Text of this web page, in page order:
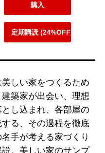
購入
定期購読 (24%OFF)
しい家をつくるため
築家が出会い、理想
し込まれ、各部屋の
る、その過程を徹底
手が考える家づくり
。美しい家のサンプ